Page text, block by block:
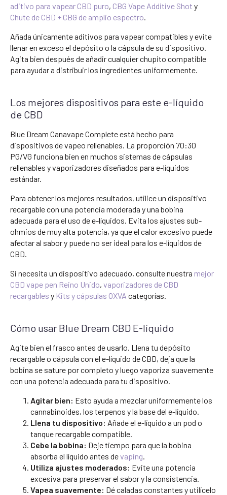
aditivo para vapear CBD puro, CBG Vape Additive Shot y
Chute de CBD + CBG de amplio espectro
Añada únicamente aditivos para vapear compatibles y evite
llenar en exceso el depósito o la cápsula de su dispositivo.
Agita bien después de añadir cualquier chupito compatible
para ayudar a distribuir los ingredientes uniformemente.
Los mejores dispositivos para este e-líquido
de CBD
Blue Dream Canavape Complete está hecho para
dispositivos de vapeo rellenables. La proporción 70:30
PG/VG funciona bien en muchos sistemas de cápsulas
rellenables y vaporizadores diseñados para e-líquidos
estándar.
Para obtener los mejores resultados, utilice un dispositivo
recargable con una potencia moderada y una bobina
adecuada para el uso de e-líquidos. Evita los ajustes sub-
ohmios de muy alta potencia, ya que el calor excesivo puede
afectar al sabor y puede no ser ideal para los e-líquidos de
CBD.
Si necesita un dispositivo adecuado, consulte nuestra mejor
CBD vape pen Reino Unido, vaporizadores de CBD
recargables y Kits y cápsulas OXVA categorías.
Cómo usar Blue Dream CBD E-líquido
Agite bien el frasco antes de usarlo. Llena tu depósito
recargable o cápsula con el e-líquido de CBD, deja que la
bobina se sature por completo y luego vaporiza suavemente
con una potencia adecuada para tu dispositivo.
Agitar bien: Esto ayuda a mezclar uniformemente los
cannabinoides, los terpenos y la base del e-líquido.
Llena tu dispositivo: Añade el e-líquido a un pod o
tanque recargable compatible.
Cebe la bobina: Deje tiempo para que la bobina
absorba el líquido antes devaping
Utiliza ajustes moderados: Evite una potencia
excesiva para preservar el sabor y la consistencia.
Vapea suavemente: Dé caladas constantes y utilícelo